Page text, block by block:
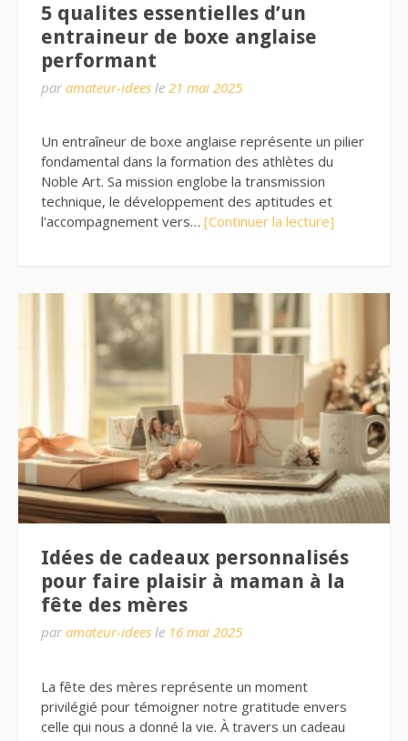
5 qualites essentielles d’un
entraineur de boxe anglaise
performant
par amateur-idees le 21 mai 2025
Un entraîneur de boxe anglaise représente un pilier
fondamental dans la formation des athlètes du
Noble Art. Sa mission englobe la transmission
technique, le développement des aptitudes et
l'accompagnement vers… [Continuer la lecture]
Idées de cadeaux personnalisés
pour faire plaisir à maman à la
fête des mères
par amateur-idees le 16 mai 2025
La fête des mères représente un moment
privilégié pour témoigner notre gratitude envers
celle qui nous a donné la vie. À travers un cadeau